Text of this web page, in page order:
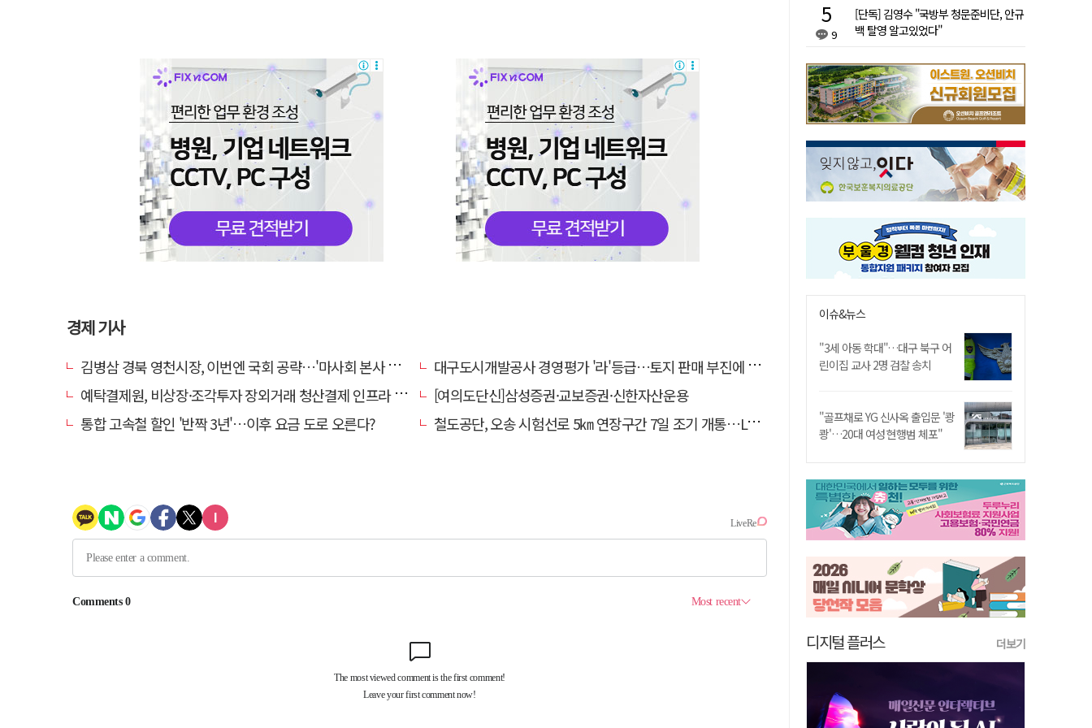
경제 기사
김병삼 경북 영천시장, 이번엔 국회 공략…'마사회 본사 이전·광역교통망 확충' 요청
대구도시개발공사 경영평가 '라'등급…토지 판매 부진에 1년 만에 두 단계 '뚝'
예탁결제원, 비상장·조각투자 장외거래 청산결제 인프라 구축 착수…연내 가동
[여의도단신]삼성증권·교보증권·신한자산운용
통합 고속철 할인 '반짝 3년'…이후 요금 도로 오른다?
철도공단, 오송 시험선로 5㎞ 연장구간 7일 조기 개통…LA 메트로 사업 지원
9
[단독] 김영수 "국방부 청문준비단, 안규
백 탈영 알고있었다"
이슈&뉴스
"3세 아동 학대"…대구 북구 어
린이집 교사 2명 검찰 송치
"골프채로 YG 신사옥 출입문 '쾅
쾅'…20대 여성 현행범 체포"
디지털 플러스 더보기